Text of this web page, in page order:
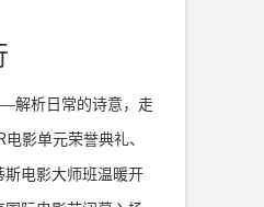
解析日常的诗意，走
电影单元荣誉典礼、
电影大师班温暖开